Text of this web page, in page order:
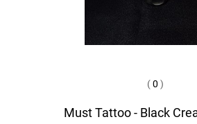
(0 )
Must Tattoo - Black